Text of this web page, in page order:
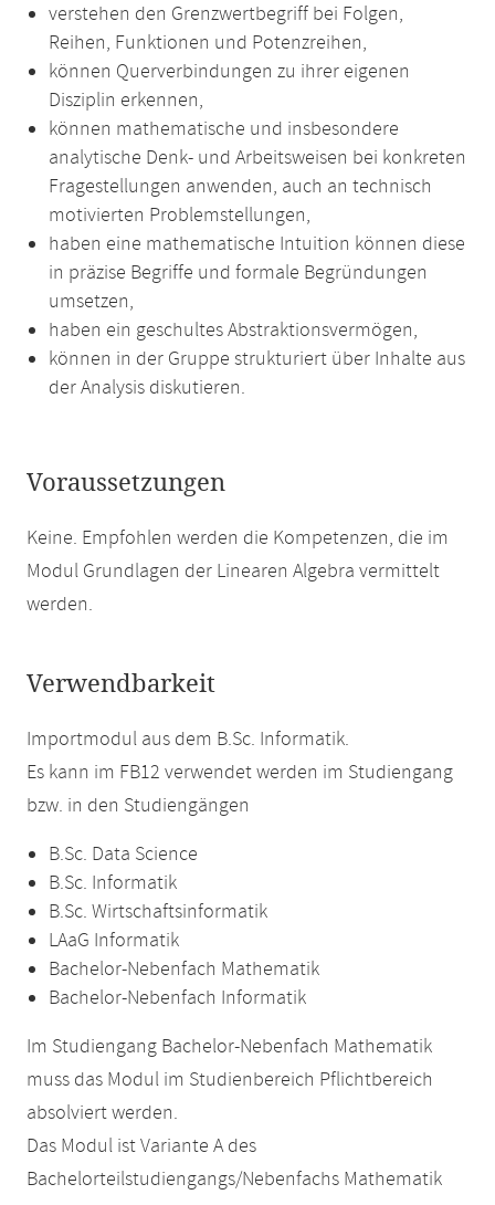
verstehen den Grenzwertbegriff bei Folgen,
Reihen, Funktionen und Potenzreihen,
können Querverbindungen zu ihrer eigenen
Disziplin erkennen,
können mathematische und insbesondere
analytische Denk- und Arbeitsweisen bei konkreten
Fragestellungen anwenden, auch an technisch
motivierten Problemstellungen,
haben eine mathematische Intuition können diese
in präzise Begriffe und formale Begründungen
umsetzen,
haben ein geschultes Abstraktionsvermögen,
können in der Gruppe strukturiert über Inhalte aus
der Analysis diskutieren.
Voraussetzungen
Keine. Empfohlen werden die Kompetenzen, die im
Modul Grundlagen der Linearen Algebra vermittelt
werden.
Verwendbarkeit
Importmodul aus dem B.Sc. Informatik.
Es kann im FB12 verwendet werden im Studiengang
bzw. in den Studiengängen
B.Sc. Data Science
B.Sc. Informatik
B.Sc. Wirtschaftsinformatik
LAaG Informatik
Bachelor-Nebenfach Mathematik
Bachelor-Nebenfach Informatik
Im Studiengang Bachelor-Nebenfach Mathematik
muss das Modul im Studienbereich Pflichtbereich
absolviert werden.
Das Modul ist Variante A des
Bachelorteilstudiengangs/Nebenfachs Mathematik